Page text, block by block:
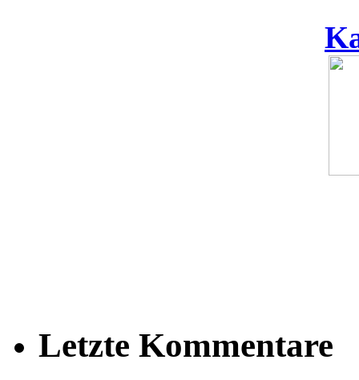
Letzte Kommentare